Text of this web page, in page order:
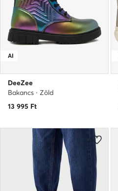
AI
DeeZee
Bakancs · Zöld
13 995 Ft